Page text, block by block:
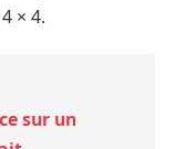
× 4.
sur un